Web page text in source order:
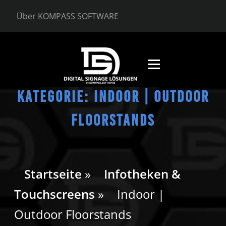
Über KOMPASS SOFTWARE
Menü
EN
KATEGORIE: INDOOR | OUTDOOR
FLOORSTANDS
Startseite »
Infotheken &
Touchscreens »
Indoor |
Outdoor Floorstands